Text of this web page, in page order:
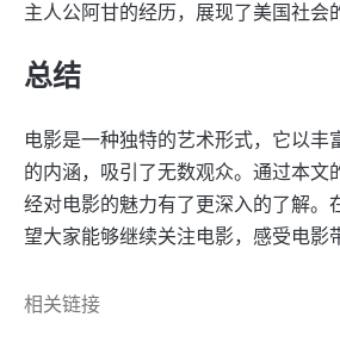
主人公阿甘的经历，展现了美国社会
总结
电影是一种独特的艺术形式，它以丰
的内涵，吸引了无数观众。通过本文
经对电影的魅力有了更深入的了解。
望大家能够继续关注电影，感受电影
相关链接